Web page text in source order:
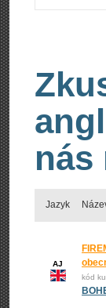
nás
Jazyk
AJ
kód